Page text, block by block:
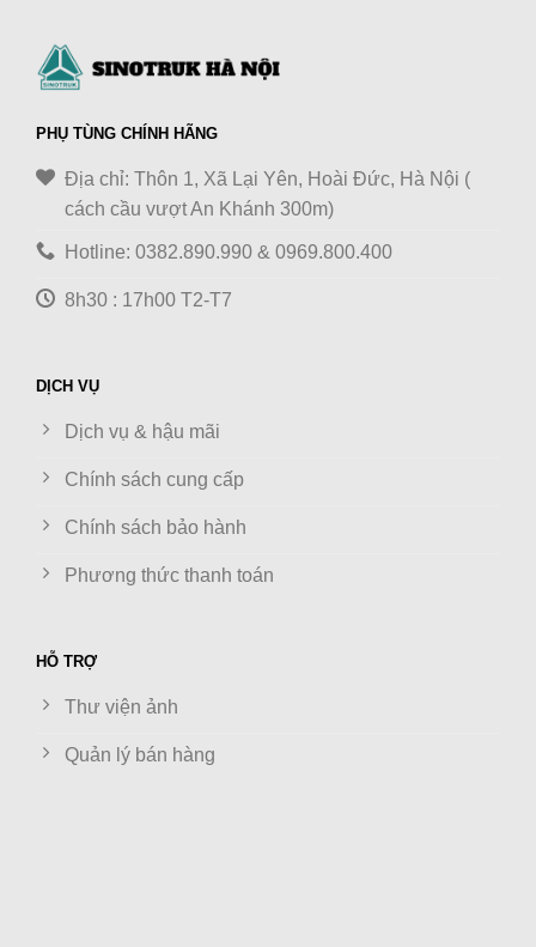
PHỤ TÙNG CHÍNH HÃNG
Địa chỉ: Thôn 1, Xã Lại Yên, Hoài Đức, Hà Nội (
cách cầu vượt An Khánh 300m)
Hotline: 0382.890.990 & 0969.800.400
8h30 : 17h00 T2-T7
DỊCH VỤ
Dịch vụ & hậu mãi
Chính sách cung cấp
Chính sách bảo hành
Phương thức thanh toán
HỖ TRỢ
Thư viện ảnh
Quản lý bán hàng